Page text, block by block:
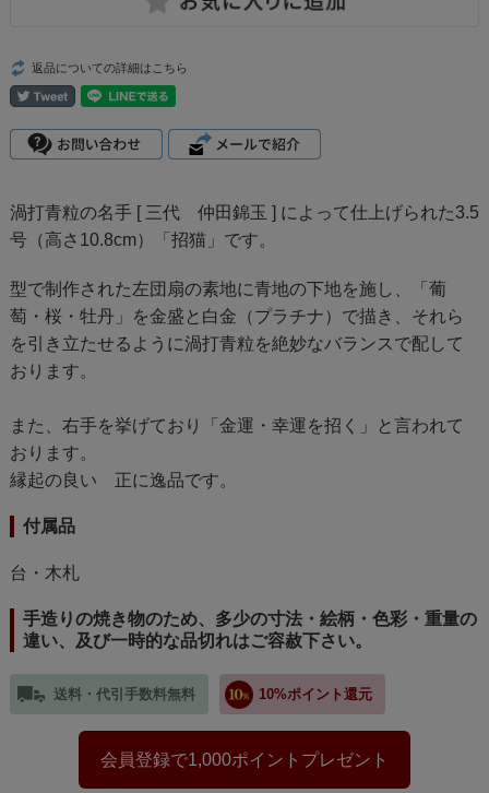
返品についての詳細はこちら
渦打青粒の名手 [ 三代 仲田錦玉 ] によって仕上げられた3.5
号（高さ10.8cm）「 招猫 」です。
型で制作された左団扇の素地に青地の下地を施し、「葡
萄・桜・牡丹」を金盛と白金（プラチナ）で描き、それら
を引き立たせるように渦打青粒を絶妙なバランスで配して
おります。
また、右手を挙げており「金運・幸運を招く」と言われて
おります。
縁起の良い 正に逸品です。
付属品
台・木札
手造りの焼き物のため、多少の寸法・絵柄・色彩・重量の
違い、及び一時的な品切れはご容赦下さい。
送料・代引手数料無料 10%ポイント還元
会員登録で1,000ポイントプレゼント